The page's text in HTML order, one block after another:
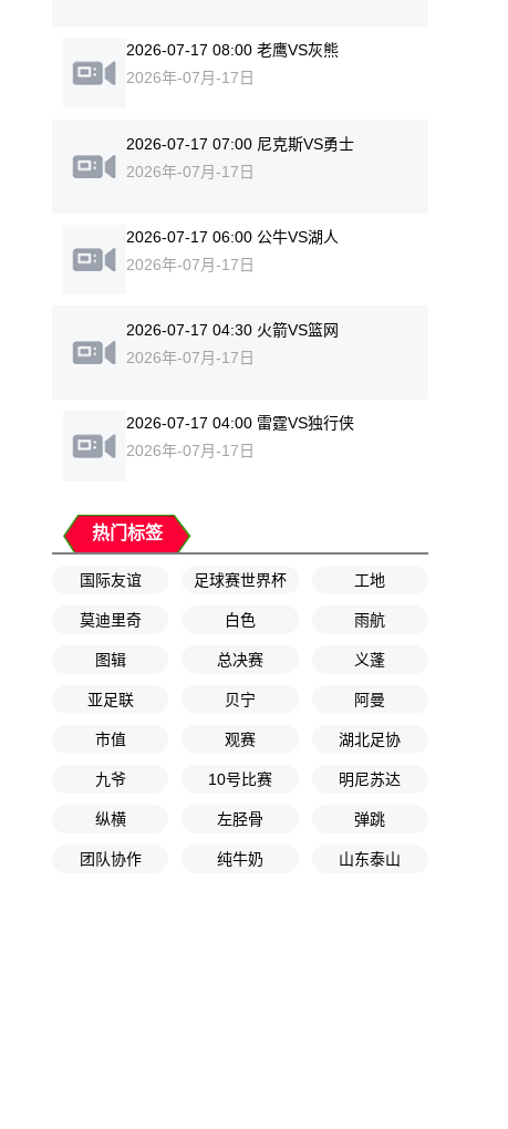
2026-07-17 08:00 老鹰VS灰熊
2026年-07月-17日
2026-07-17 07:00 尼克斯VS勇士
2026年-07月-17日
2026-07-17 06:00 公牛VS湖人
2026年-07月-17日
2026-07-17 04:30 火箭VS篮网
2026年-07月-17日
2026-07-17 04:00 雷霆VS独行侠
2026年-07月-17日
热门标签
国际友谊 足球赛世界杯 工地
莫迪里奇 白色 雨航
图辑 总决赛 义蓬
亚足联 贝宁 阿曼
市值 观赛 湖北足协
九爷 10号比赛 明尼苏达
纵横 左胫骨 弹跳
团队协作 纯牛奶 山东泰山